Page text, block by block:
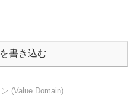
書き込む
(Value Domain)